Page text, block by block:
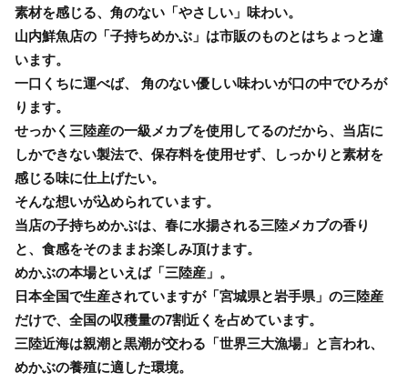
素材を感じる、角のない「やさしい」味わい。
山内鮮魚店の「子持ちめかぶ」は市販のものとはちょっと違
います。
一口くちに運べば、 角のない優しい味わいが口の中でひろが
ります。
せっかく三陸産の一級メカブを使用してるのだから、当店に
しかできない製法で、保存料を使用せず、しっかりと素材を
感じる味に仕上げたい。
そんな想いが込められています。
当店の子持ちめかぶは、春に水揚される三陸メカブの香り
と、食感をそのままお楽しみ頂けます。
めかぶの本場といえば「三陸産」。
日本全国で生産されていますが「宮城県と岩手県」の三陸産
だけで、全国の収穫量の7割近くを占めています。
三陸近海は親潮と黒潮が交わる「世界三大漁場」と言われ、
めかぶの養殖に適した環境。